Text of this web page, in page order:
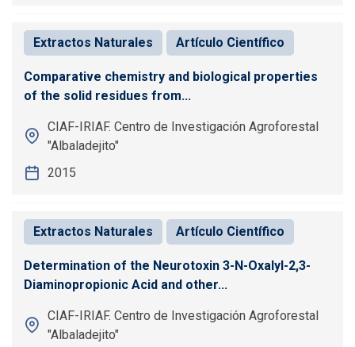
Extractos Naturales Artículo Científico
Comparative chemistry and biological properties
of the solid residues from...
CIAF-IRIAF. Centro de Investigación Agroforestal
"Albaladejito"
2015
Extractos Naturales Artículo Científico
Determination of the Neurotoxin 3-N-Oxalyl-2,3-
Diaminopropionic Acid and other...
CIAF-IRIAF. Centro de Investigación Agroforestal
"Albaladejito"